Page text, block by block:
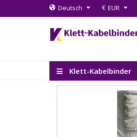
Deutsch € EUR
Klett-Kabelbinder